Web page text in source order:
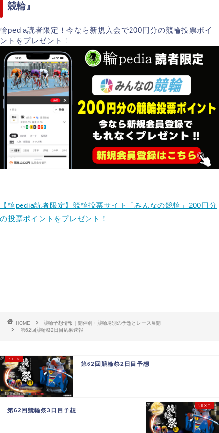
競輪』
輪pedia読者限定！今なら新規入会で200円分の競輪投票ポイ
ントをプレゼント！
【輪pedia読者限定】競輪投票サイト「みんなの競輪」200円分
の投票ポイントをプレゼント！
HOME
競輪予想情報｜開催別・競輪場別の予想とレース展開
第62回競輪祭2日目結果速報
第62回競輪祭2日目予想
第62回競輪祭3日目予想